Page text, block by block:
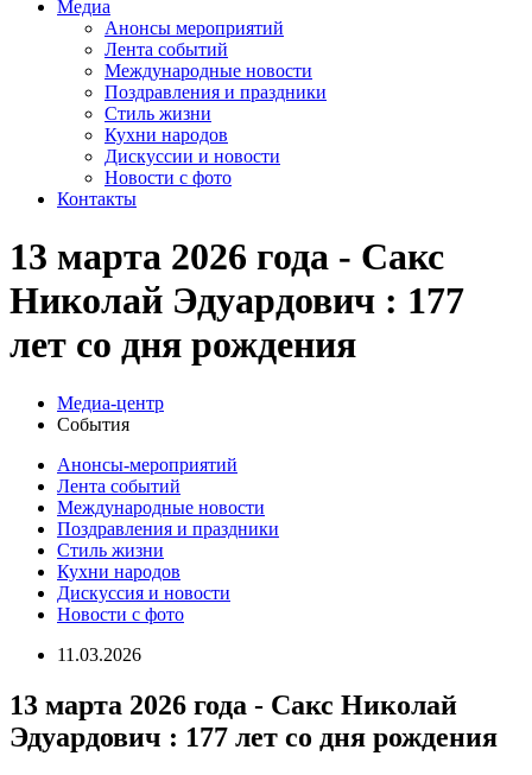
Медиа
Анонсы мероприятий
Лента событий
Международные новости
Поздравления и праздники
Cтиль жизни
Кухни народов
Дискуссии и новости
Новости с фото
Контакты
13 марта 2026 года - Сакс
Николай Эдуардович : 177
лет со дня рождения
Медиа-центр
События
Анонсы-мероприятий
Лента событий
Международные новости
Поздравления и праздники
Cтиль жизни
Кухни народов
Дискуссия и новости
Новости с фото
11.03.2026
13 марта 2026 года - Сакс Николай
Эдуардович : 177 лет со дня рождения